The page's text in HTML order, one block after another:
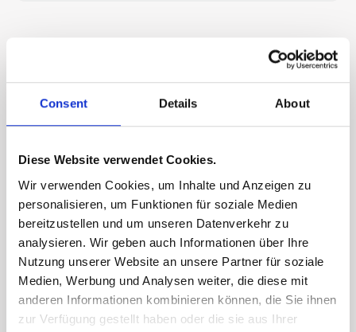
Consent Details About
Diese Website verwendet Cookies.
Wir verwenden Cookies, um Inhalte und Anzeigen zu
personalisieren, um Funktionen für soziale Medien
bereitzustellen und um unseren Datenverkehr zu
analysieren. Wir geben auch Informationen über Ihre
Nutzung unserer Website an unsere Partner für soziale
Medien, Werbung und Analysen weiter, die diese mit
anderen Informationen kombinieren können, die Sie ihnen
zur Verfügung gestellt haben oder die sie aus Ihrer